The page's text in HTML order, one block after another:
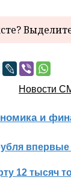
Новости
и
впервые
12 тысяч